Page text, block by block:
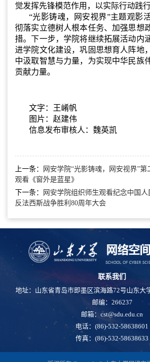
觉发挥先锋模范作用，以实际行动践
“光影铸魂，网安视界”主题观影
彻落实立德树人根本任务、加强思想
措。下一步，学院将继续拓展活动内
进学院文化建设，巩固思想育人阵地
中汲取智慧与力量，为实现中华民族
贡献力量。
文字：王崤帆
图片：赵建伟
信息发布审核人：魏英凯
上一条：
网安学院“光影铸魂，网安视界”
观看《窗外是蓝星》
下一条：
网安学院组织师生观看纪念中国
反法西斯战争胜利80周年大会
联系我们
地址：山东省青岛市即墨区滨海路72号山东大
邮编：266237
邮箱：cst@sdu.edu.cn
电话：(86)-532-58638601
传真：(86)-532-58638633